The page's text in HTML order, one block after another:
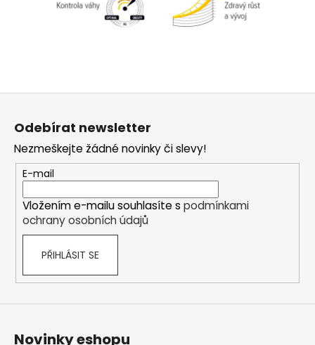
Z
Odebírat newsletter
Nezmeškejte žádné novinky či slevy!
E-mail
Vložením e-mailu souhlasíte s podmínkami
ochrany osobních údajů
PŘIHLÁSIT SE
Novinky eshopu